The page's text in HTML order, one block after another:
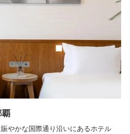
覇
やかな国際通り沿いにあるホテル